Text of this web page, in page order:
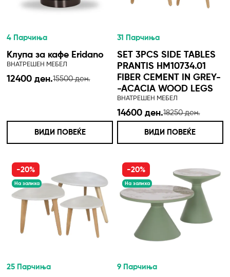
4 Парчиња
Клупа за кафе Eridano
ВНАТРЕШЕН МЕБЕЛ
12400 ден.15500 ден.
ВИДИ ПОВЕЌЕ
31 Парчиња
SET 3PCS SIDE TABLES
PRANTIS HM10734.01
FIBER CEMENT IN GREY-
-ACACIA WOOD LEGS
ВНАТРЕШЕН МЕБЕЛ
14600 ден.18250 ден.
ВИДИ ПОВЕЌЕ
-20%
На залиха
25 Парчиња
-20%
На залиха
9 Парчиња